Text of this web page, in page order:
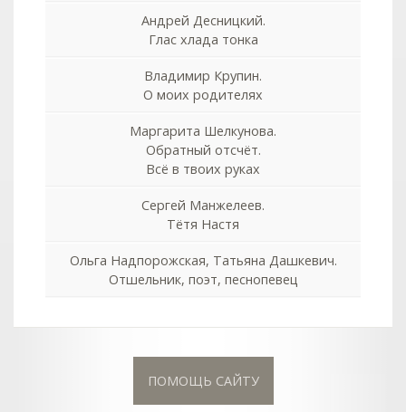
Андрей Десницкий.
Глас хлада тонка
Владимир Крупин.
О моих родителях
Маргарита Шелкунова.
Обратный отсчёт.
Всё в твоих руках
Сергей Манжелеев.
Тётя Настя
Ольга Надпорожская, Татьяна Дашкевич.
Отшельник, поэт, песнопевец
ПОМОЩЬ САЙТУ